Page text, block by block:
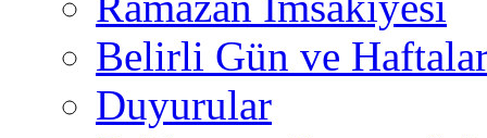
Belirli Gün ve
Duyurular